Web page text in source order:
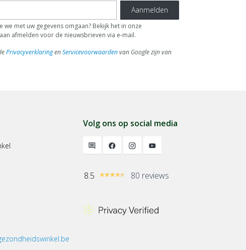
Aanmelden
we met uw gegevens omgaan? Bekijk het in onze
afmelden voor de nieuwsbrieven via e-mail.
PrivacyverklaringenServicevoorwaardenvan Google zijn van
Volg ons op social media
8.5 80 reviews